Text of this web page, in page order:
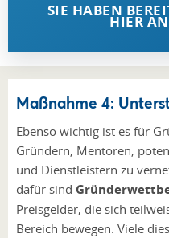
SIE HABEN
HIER
Maßnahme 4:
Ebenso wichtig ist es für
Gründern, Mentoren,
und Dienstleistern zu
dafür sind
Preisgelder, die sich
Bereich bewegen. Viele